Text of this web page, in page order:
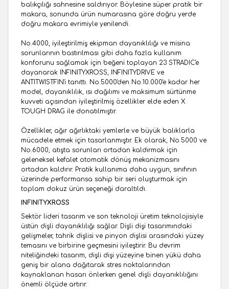
balıkçılığı sahnesine saldırıyor. Böylesine süper pratik bir
makara, sonunda ürün numarasına göre doğru yerde
doğru makara evrimiyle yenilendi.
No.4000, iyileştirilmiş ekipman dayanıklılığı ve misina
sorunlarının bastırılması gibi daha fazla kullanım
konforunu sağlamak için beğeni toplayan 23 STRADIC'e
dayanarak INFINITYXROSS, INFINITYDRIVE ve
ANTITWISTFIN'i tanıttı. No.5000'den No.10.000'e kadar her
model, dayanıklılık, ısı dağılımı ve maksimum sürtünme
kuvveti açısından iyileştirilmiş özellikler elde eden X
TOUGH DRAG ile donatılmıştır.
Özellikler, ağır ağırlıktaki yemlerle ve büyük balıklarla
mücadele etmek için tasarlanmıştır. Ek olarak, No.5000 ve
No.6000, atışta sorunları ortadan kaldırmak için
geleneksel kefalet otomatik dönüş mekanizmasını
ortadan kaldırır. Pratik kullanıma daha uygun, sınıfının
üzerinde performansa sahip bir seri oluşturmak için
toplam dokuz ürün seçeneği daraltıldı.
INFINITYXROSS
Sektör lideri tasarım ve son teknoloji üretim teknolojisiyle
üstün dişli dayanıklılığı sağlar. Dişli dişi tasarımındaki
gelişmeler, tahrik dişlisi ve pinyon dişlisi arasındaki yüzey
temasını ve birbirine geçmesini iyileştirir. Bu devrim
niteliğindeki tasarım, dişli dişi yüzeyine binen yükü daha
geniş bir alana dağıtarak stres noktalarından
kaynaklanan hasarı önlerken genel dişli dayanıklılığını
önemli ölçüde artırır.